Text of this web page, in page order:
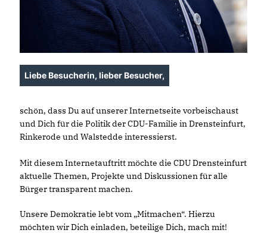
Liebe Besucherin, lieber Besucher,
schön, dass Du auf unserer Internetseite vorbeischaust
und Dich für die Politik der CDU-Familie in Drensteinfurt,
Rinkerode und Walstedde interessierst.
Mit diesem Internetauftritt möchte die CDU Drensteinfurt
aktuelle Themen, Projekte und Diskussionen für alle
Bürger transparent machen.
Unsere Demokratie lebt vom „Mitmachen“. Hierzu
möchten wir Dich einladen, beteilige Dich, mach mit!